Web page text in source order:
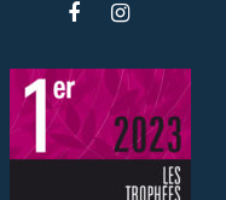
Lien
le
compte
Facebook
le
compte
Instagram